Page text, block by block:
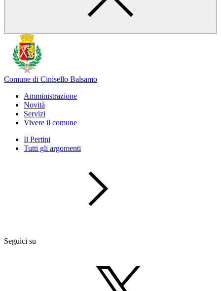
Comune di Cinisello Balsamo
Amministrazione
Novità
Servizi
Vivere il comune
Il Pertini
Tutti gli argomenti
Seguici su